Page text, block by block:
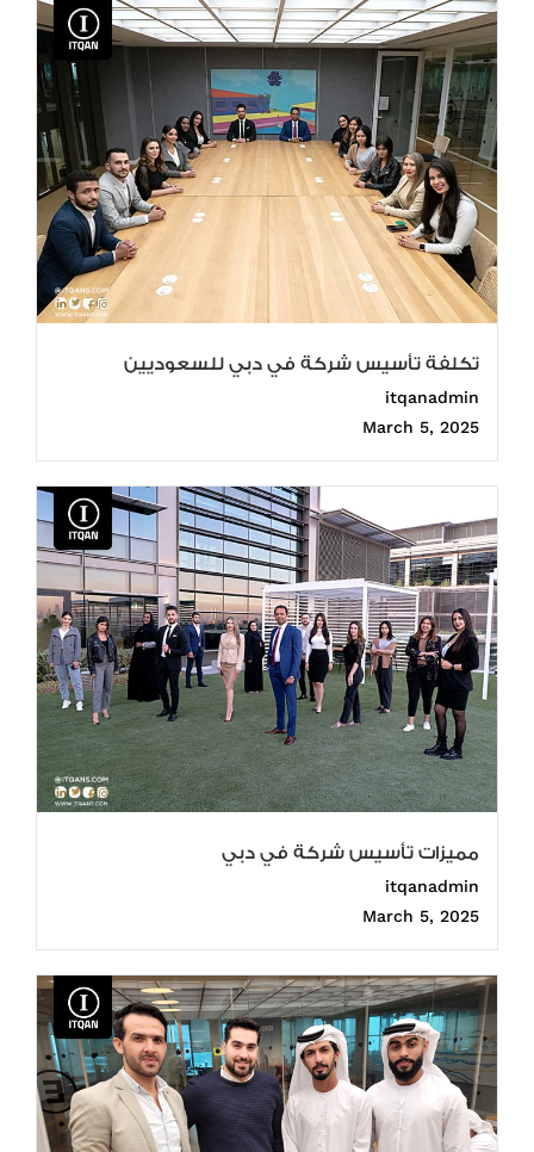
تكلفة تأسيس شركة في دبي للسعوديين
itqanadmin
March 5, 2025
مميزات تأسيس شركة في دبي
itqanadmin
March 5, 2025